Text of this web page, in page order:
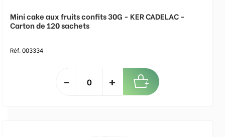
Mini cake aux fruits confits 30G - KER CADELAC -
Carton de 120 sachets
Réf. 003334